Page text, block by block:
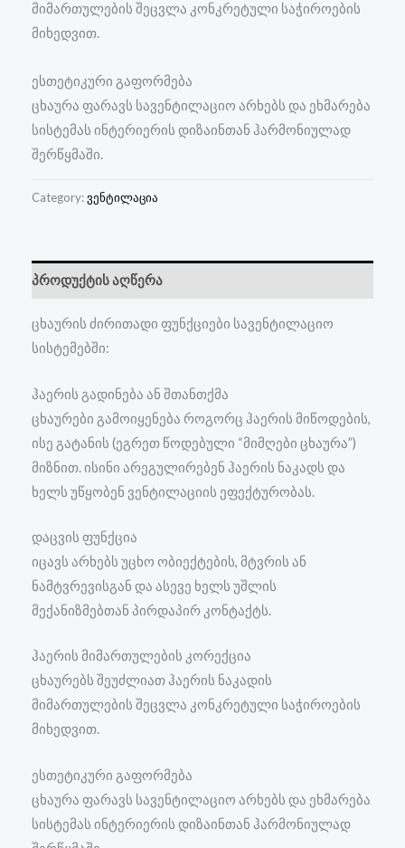
მიმართულების შეცვლა კონკრეტული საჭიროების
მიხედვით.
ესთეტიკური გაფორმება
ცხაურა ფარავს სავენტილაციო არხებს და ეხმარება
სისტემას ინტერიერის დიზაინთან ჰარმონიულად
შერწყმაში.
Category: ვენტილაცია
პროდუქტის აღწერა
ცხაურის ძირითადი ფუნქციები სავენტილაციო
სისტემებში:
ჰაერის გადინება ან შთანთქმა
ცხაურები გამოიყენება როგორც ჰაერის მიწოდების,
ისე გატანის (ეგრეთ წოდებული “მიმღები ცხაურა”)
მიზნით. ისინი არეგულირებენ ჰაერის ნაკადს და
ხელს უწყობენ ვენტილაციის ეფექტურობას.
დაცვის ფუნქცია
იცავს არხებს უცხო ობიექტების, მტვრის ან
ნამტვრევისგან და ასევე ხელს უშლის
მექანიზმებთან პირდაპირ კონტაქტს.
ჰაერის მიმართულების კორექცია
ცხაურებს შეუძლიათ ჰაერის ნაკადის
მიმართულების შეცვლა კონკრეტული საჭიროების
მიხედვით.
ესთეტიკური გაფორმება
ცხაურა ფარავს სავენტილაციო არხებს და ეხმარება
სისტემას ინტერიერის დიზაინთან ჰარმონიულად